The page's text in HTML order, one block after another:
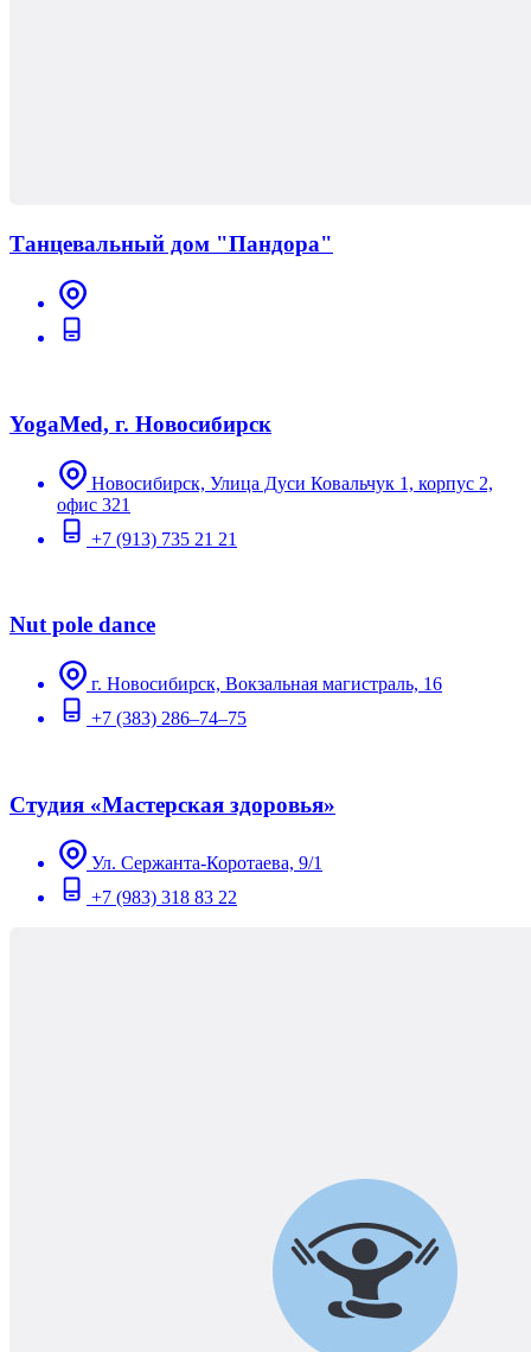
Танцевальный дом "Пандора"
YogaMed, г. Новосибирск
Новосибирск, Улица Дуси Ковальчук 1, корпус 2,
офис 321
+7 (913) 735 21 21
Nut pole dance
г. Новосибирск, Вокзальная магистраль, 16
+7 (383) 286–74–75
Студия «Мастерская здоровья»
Ул. Сержанта-Коротаева, 9/1
+7 (983) 318 83 22